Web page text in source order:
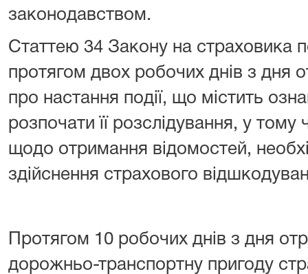
законодавством.
Статтею 34 Закону на страховика
протягом двох робочих днів з дня
про настання події, що містить
розпочати її розслідування, у тому
щодо отримання відомостей,
здійснення страхового
Протягом 10 робочих днів з дня
дорожньо-транспортну пригоду